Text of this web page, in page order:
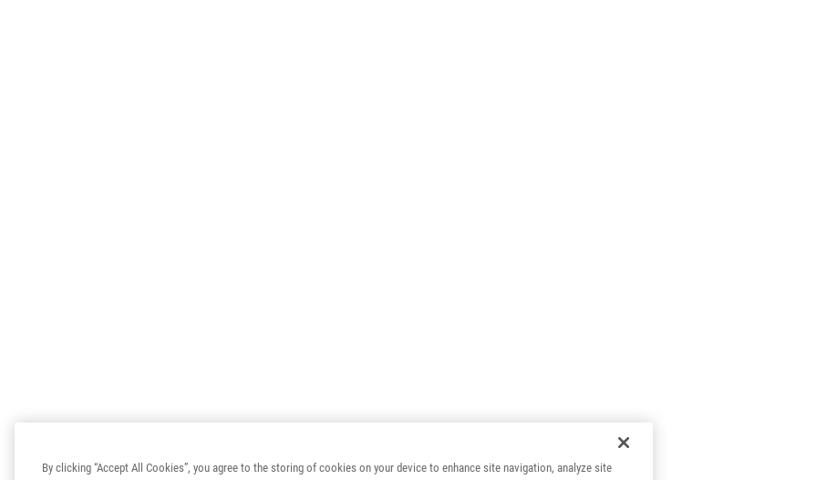
By clicking “Accept All Cookies”, you agree to the storing of cookies on your device to enhance site navigation, analyze site